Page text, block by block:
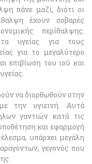
πάνε μαζί, διότι οι
έχουν σοβαρές
περίθαλψης.
υγείας για τους
για το μεγαλύτερο
επιβίωση του ιού και
να διορθωθούν στην
την υγιεινή. Αυτά
γαντιών κατά τις
και εφαρμογή
υπάρχει μεγάλη
γεγονός που